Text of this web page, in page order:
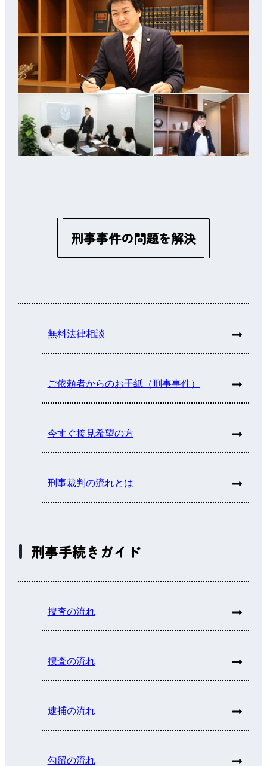
刑事事件の問題を解決
無料法律相談
ご依頼者からのお手紙（刑事事件）
今すぐ接見希望の方
刑事裁判の流れとは
刑事手続きガイド
捜査の流れ
捜査の流れ
逮捕の流れ
勾留の流れ